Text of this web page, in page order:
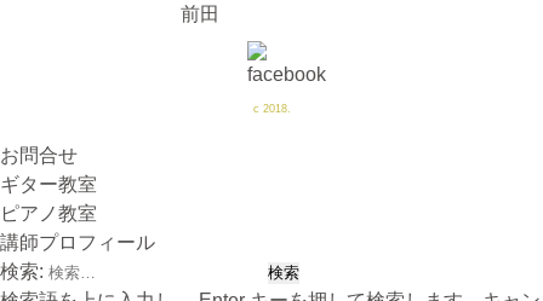
c 2018.
お問合せ
ギター教室
ピアノ教室
講師プロフィール
検索: